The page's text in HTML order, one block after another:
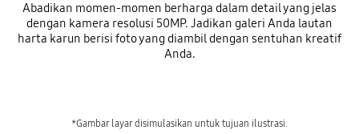
Abadikan momen-momen berharga dalam detail yang jelas
dengan kamera resolusi 50MP. Jadikan galeri Anda lautan
harta karun berisi foto yang diambil dengan sentuhan kreatif
Anda.
*Gambar layar disimulasikan untuk tujuan ilustrasi.